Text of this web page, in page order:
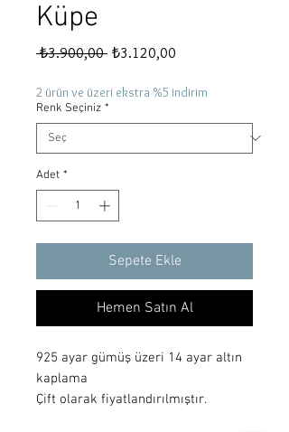
Küpe
₺3.900,00 Normal
₺3.120,00
2 ürün ve üzeri ekstra %5 indirim
Renk Seçiniz *
Adet *
Sepete Ekle
Hemen Satın Al
925 ayar gümüş üzeri 14 ayar altın
kaplama
Çift olarak fiyatlandırılmıştır.